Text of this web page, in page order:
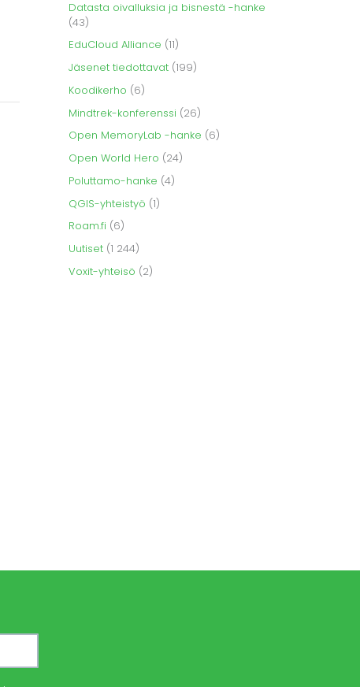
Datasta oivalluksia ja bisnestä -hanke
(43)
EduCloud Alliance (11)
Jäsenet tiedottavat (199)
Koodikerho (6)
Mindtrek-konferenssi (26)
Open MemoryLab -hanke (6)
Open World Hero (24)
Poluttamo-hanke (4)
QGIS-yhteistyö (1)
Roam.fi (6)
Uutiset (1 244)
Voxit-yhteisö (2)